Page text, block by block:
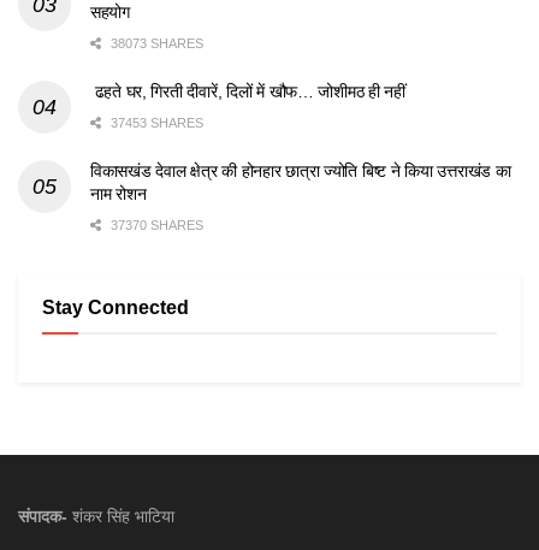
सहयोग
38073 SHARES
ढहते घर, गिरती दीवारें, दिलों में खौफ… जोशीमठ ही नहीं
37453 SHARES
विकासखंड देवाल क्षेत्र की होनहार छात्रा ज्योति बिष्ट ने किया उत्तराखंड का
नाम रोशन
37370 SHARES
Stay Connected
संपादक- शंकर सिंह भाटिया